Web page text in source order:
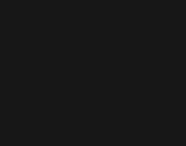
Professional hosting